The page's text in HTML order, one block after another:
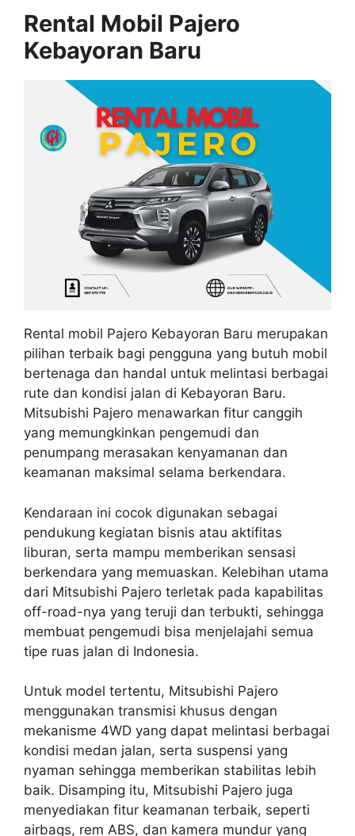
Rental Mobil Pajero
Kebayoran Baru
Rental mobil Pajero Kebayoran Baru merupakan
pilihan terbaik bagi pengguna yang butuh mobil
bertenaga dan handal untuk melintasi berbagai
rute dan kondisi jalan di Kebayoran Baru.
Mitsubishi Pajero menawarkan fitur canggih
yang memungkinkan pengemudi dan
penumpang merasakan kenyamanan dan
keamanan maksimal selama berkendara.
Kendaraan ini cocok digunakan sebagai
pendukung kegiatan bisnis atau aktifitas
liburan, serta mampu memberikan sensasi
berkendara yang memuaskan. Kelebihan utama
dari Mitsubishi Pajero terletak pada kapabilitas
off-road-nya yang teruji dan terbukti, sehingga
membuat pengemudi bisa menjelajahi semua
tipe ruas jalan di Indonesia.
Untuk model tertentu, Mitsubishi Pajero
menggunakan transmisi khusus dengan
mekanisme 4WD yang dapat melintasi berbagai
kondisi medan jalan, serta suspensi yang
nyaman sehingga memberikan stabilitas lebih
baik. Disamping itu, Mitsubishi Pajero juga
menyediakan fitur keamanan terbaik, seperti
airbags, rem ABS, dan kamera mundur yang